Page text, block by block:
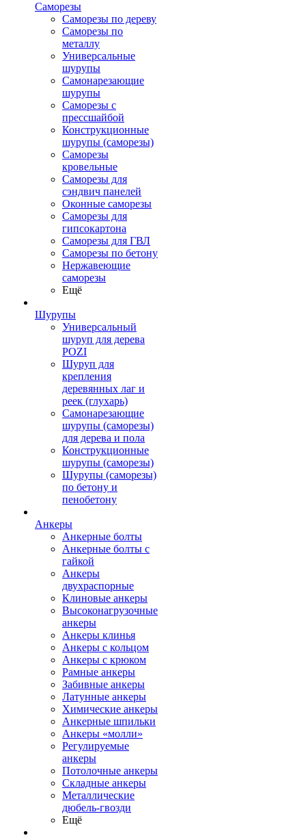
Саморезы
Саморезы по дереву
Саморезы по
металлу
Универсальные
шурупы
Самонарезающие
шурупы
Саморезы с
прессшайбой
Конструкционные
шурупы (саморезы)
Саморезы
кровельные
Саморезы для
сэндвич панелей
Оконные саморезы
Саморезы для
гипсокартона
Саморезы для ГВЛ
Саморезы по бетону
Нержавеющие
саморезы
Ещё
Шурупы
Универсальный
шуруп для дерева
POZI
Шуруп для
крепления
деревянных лаг и
реек (глухарь)
Самонарезающие
шурупы (саморезы)
для дерева и пола
Конструкционные
шурупы (саморезы)
Шурупы (саморезы)
по бетону и
пенобетону
Анкеры
Анкерные болты
Анкерные болты с
гайкой
Анкеры
двухраспорные
Клиновые анкеры
Высоконагрузочные
анкеры
Анкеры клинья
Анкеры с кольцом
Анкеры с крюком
Рамные анкеры
Забивные анкеры
Латунные анкеры
Химические анкеры
Анкерные шпильки
Анкеры «молли»
Регулируемые
анкеры
Потолочные анкеры
Складные анкеры
Металлические
дюбель-гвозди
Ещё